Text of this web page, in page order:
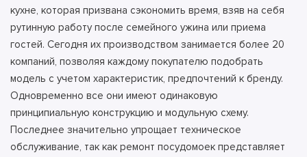
кухне, которая призвана сэкономить время, взяв на себя
рутинную работу после семейного ужина или приема
гостей. Сегодня их производством занимается более 20
компаний, позволяя каждому покупателю подобрать
модель с учетом характеристик, предпочтений к бренду.
Одновременно все они имеют одинаковую
принципиальную конструкцию и модульную схему.
Последнее значительно упрощает техническое
обслуживание, так как ремонт посудомоек представляет